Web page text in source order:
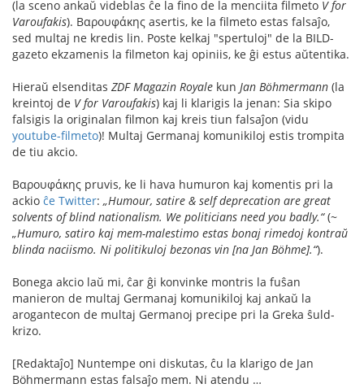
(la sceno ankaŭ videblas ĉe la fino de la menciita filmeto V for
Varoufakis). Βαρουφάκης asertis, ke la filmeto estas falsaĵo,
sed multaj ne kredis lin. Poste kelkaj "spertuloj" de la BILD-
gazeto ekzamenis la filmeton kaj opiniis, ke ĝi estus aŭtentika.
Hieraŭ elsenditas ZDF Magazin Royale kun Jan Böhmermann (la
kreintoj de V for Varoufakis) kaj li klarigis la jenan: Sia skipo
falsigis la originalan filmon kaj kreis tiun falsaĵon (vidu
youtube-filmeto)! Multaj Germanaj komunikiloj estis trompita
de tiu akcio.
Βαρουφάκης pruvis, ke li hava humuron kaj komentis pri la
ackio ĉe Twitter: „Humour, satire & self deprecation are great
solvents of blind nationalism. We politicians need you badly.“(~
„Humuro, satiro kaj mem-malestimo estas bonaj rimedoj kontraŭ
blinda naciismo. Ni politikuloj bezonas vin [na Jan Böhme].“).
Bonega akcio laŭ mi, ĉar ĝi konvinke montris la fuŝan
manieron de multaj Germanaj komunikiloj kaj ankaŭ la
arogantecon de multaj Germanoj precipe pri la Greka ŝuld-
krizo.
[Redaktaĵo] Nuntempe oni diskutas, ĉu la klarigo de Jan
Böhmermann estas falsaĵo mem. Ni atendu …